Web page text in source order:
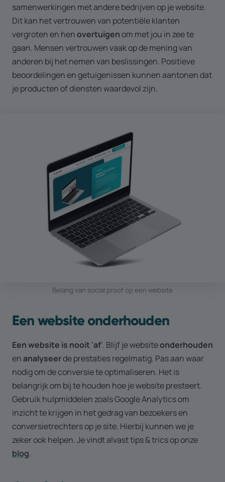
samenwerkingen met andere bedrijven op je website.
Dit kan het vertrouwen van potentiële klanten
vergroten en henovertuigenom met jou in zee te
gaan. Mensen vertrouwen vaak op de mening van
anderen bij het nemen van beslissingen. Positieve
beoordelingen en getuigenissen kunnen aantonen dat
je producten of diensten waardevol zijn.
Belang van social proof op een website
Een website onderhouden
Een website is nooit 'af'. Blijf je websiteonderhouden
enanalyseerde prestaties regelmatig. Pas aan waar
nodig om de conversie te optimaliseren. Het is
belangrijk om bij te houden hoe je website presteert.
Gebruik hulpmiddelen zoals Google Analytics om
inzicht te krijgen in het gedrag van bezoekers en
conversietrechters op je site. Hierbij kunnen we je
zeker ook helpen. Je vindt alvast tips & trics op onze
blog.